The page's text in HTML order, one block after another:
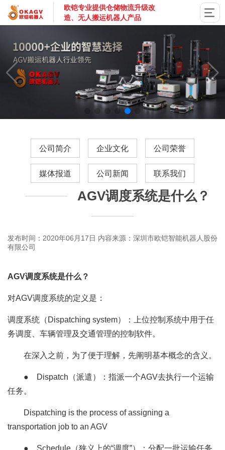
欧铠专业提供仓储物流升级改
造、无人搬运机器人产品
公司简介 企业文化 公司荣誉
媒体报道 公司新闻 联系我们
AGV调度系统是什么？
发布时间：2020年06月17日 内容来源：深圳市欧铠智能机器人股份
有限公司
AGV调度系统是什么？
对AGV调度系统的定义是：
调度系统（Dispatching system）：上位控制系统中用于任
务调度、车辆管理及交通管理的控制软件。
在深入之前，为了便于理解，先阐明基本概念的含义。
● Dispatch（派遣）：指派一个AGV去执行一个运输
任务。
Dispatching is the process of assigning a
transportation job to an AGV
● Schedule（狭义上的“调度”）：分配一批运输任务